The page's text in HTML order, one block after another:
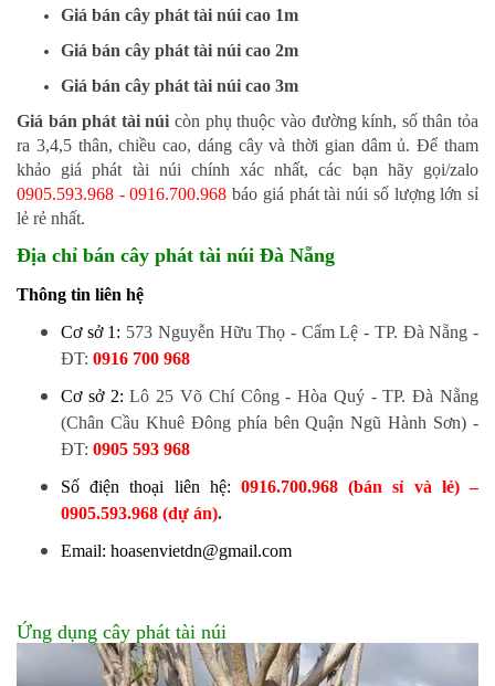
Giá bán cây phát tài núi cao 1m
Giá bán cây phát tài núi cao 2m
Giá bán cây phát tài núi cao 3m
Giá bán phát tài núi còn phụ thuộc vào đường kính, số thân tỏa
ra 3,4,5 thân, chiều cao, dáng cây và thời gian dâm ủ. Để tham
khảo giá phát tài núi chính xác nhất, các bạn hãy gọi/zalo
0905.593.968 - 0916.700.968 báo giá phát tài núi số lượng lớn sỉ
lẻ rẻ nhất.
Địa chỉ bán cây phát tài núi Đà Nẵng
Thông tin liên hệ
Cơ sở 1: 573 Nguyễn Hữu Thọ - Cẩm Lệ - TP. Đà Nẵng -
ĐT: 0916 700 968
Cơ sở 2: Lô 25 Võ Chí Công - Hòa Quý - TP. Đà Nẵng
(Chân Cầu Khuê Đông phía bên Quận Ngũ Hành Sơn) -
ĐT: 0905 593 968
Số điện thoại liên hệ: 0916.700.968 (bán sỉ và lẻ) –
0905.593.968 (dự án).
Email: hoasenvietdn@gmail.com
Ứng dụng cây phát tài núi